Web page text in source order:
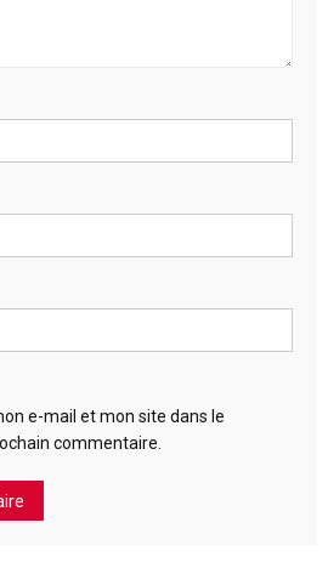
e-mail et mon site dans le
commentaire.